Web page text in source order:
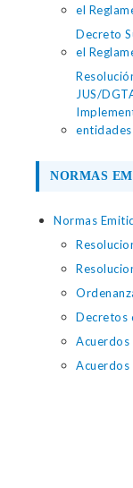
el
Decreto
el
JUS/
NORMAS
Normas
Decretos
Acuerdos
Acuerdos